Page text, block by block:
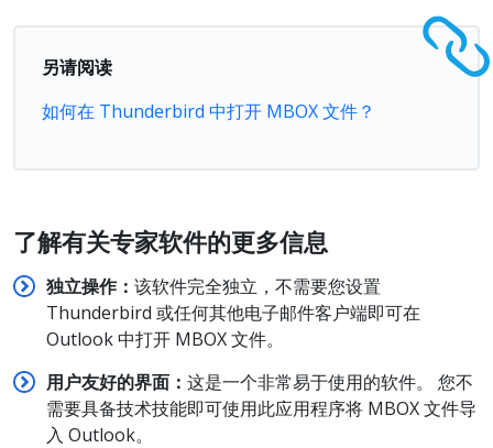
另请阅读
如何在 Thunderbird 中打开 MBOX 文件？
了解有关专家软件的更多信息
独立操作： 该软件完全独立，不需要您设置
Thunderbird 或任何其他电子邮件客户端即可在
Outlook 中打开 MBOX 文件。
用户友好的界面： 这是一个非常易于使用的软件。 您不
需要具备技术技能即可使用此应用程序将 MBOX 文件导
入 Outlook。